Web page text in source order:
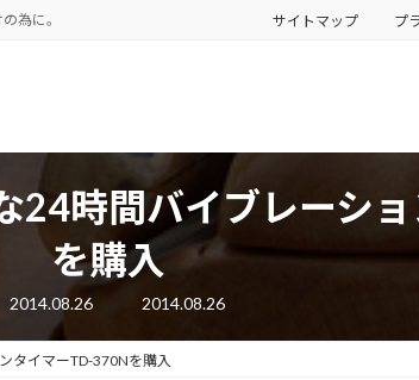
為に。 サイトマップ プ
24時間バイブレーシ
を購入
2014.08.26
最
新
日
2014.08.26
タイマーTD-370Nを購入